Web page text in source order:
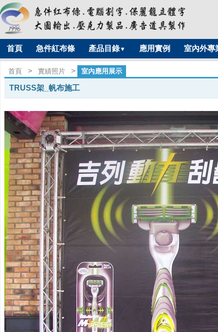
首頁 急件紅布條 產品目錄▼ 應用實例 室內外專
首頁 > 實績照片 > 室內應用展示
TRUSS架_帆布施工